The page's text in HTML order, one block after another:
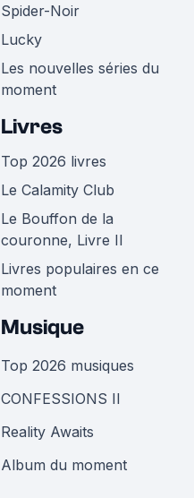
Spider-Noir
Lucky
Les nouvelles séries du
moment
Livres
Top 2026 livres
Le Calamity Club
Le Bouffon de la
couronne, Livre II
Livres populaires en ce
moment
Musique
Top 2026 musiques
CONFESSIONS II
Reality Awaits
Album du moment